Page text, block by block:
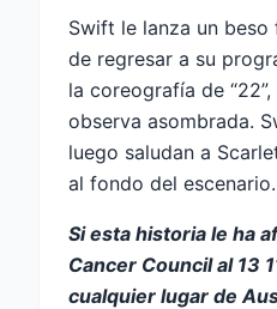
Swift le lanza un
de regresar a su
la coreografía de
observa asombrada.
luego saludan a
al fondo del escenario.
Si esta historia le ha
Cancer Council al 13
cualquier lugar de